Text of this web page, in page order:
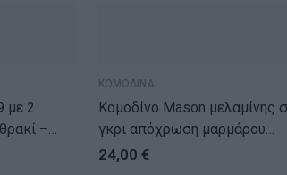
–
ΚΟΜΟΔΙΝΑ
Κομοδίνο Mason μελαμίνης σε
γκρι απόχρωση μαρμάρου
40x32x40εκ
24,00€